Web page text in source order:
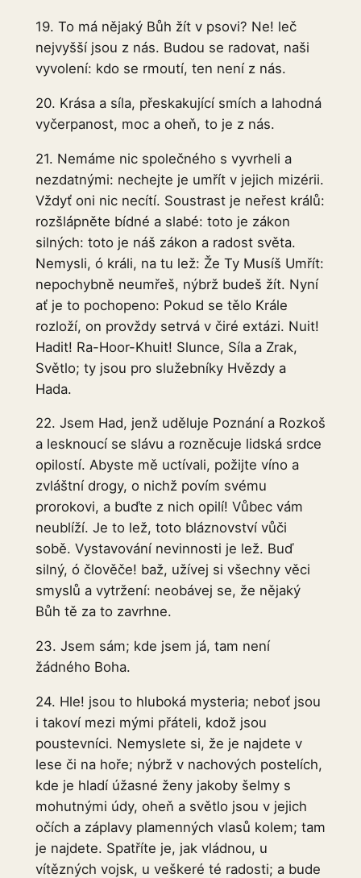
19. To má nějaký Bůh žít v psovi? Ne! leč
nejvyšší jsou z nás. Budou se radovat, naši
vyvolení: kdo se rmoutí, ten není z nás.
20. Krása a síla, přeskakující smích a lahodná
vyčerpanost, moc a oheň, to je z nás.
21. Nemáme nic společného s vyvrheli a
nezdatnými: nechejte je umřít v jejich mizérii.
Vždyť oni nic necítí. Soustrast je neřest králů:
rozšlápněte bídné a slabé: toto je zákon
silných: toto je náš zákon a radost světa.
Nemysli, ó králi, na tu lež: Že Ty Musíš Umřít:
nepochybně neumřeš, nýbrž budeš žít. Nyní
ať je to pochopeno: Pokud se tělo Krále
rozloží, on provždy setrvá v čiré extázi. Nuit!
Hadit! Ra-Hoor-Khuit! Slunce, Síla a Zrak,
Světlo; ty jsou pro služebníky Hvězdy a
Hada.
22. Jsem Had, jenž uděluje Poznání a Rozkoš
a lesknoucí se slávu a rozněcuje lidská srdce
opilostí. Abyste mě uctívali, požijte víno a
zvláštní drogy, o nichž povím svému
prorokovi, a buďte z nich opilí! Vůbec vám
neublíží. Je to lež, toto bláznovství vůči
sobě. Vystavování nevinnosti je lež. Buď
silný, ó člověče! baž, užívej si všechny věci
smyslů a vytržení: neobávej se, že nějaký
Bůh tě za to zavrhne.
23. Jsem sám; kde jsem já, tam není
žádného Boha.
24. Hle! jsou to hluboká mysteria; neboť jsou
i takoví mezi mými přáteli, kdož jsou
poustevníci. Nemyslete si, že je najdete v
lese či na hoře; nýbrž v nachových postelích,
kde je hladí úžasné ženy jakoby šelmy s
mohutnými údy, oheň a světlo jsou v jejich
očích a záplavy plamenných vlasů kolem; tam
je najdete. Spatříte je, jak vládnou, u
vítězných vojsk, u veškeré té radosti; a bude